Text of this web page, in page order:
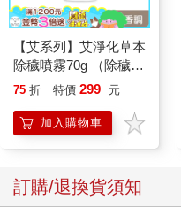
【艾系列】艾淨化草本
除穢噴霧70g （除穢/
平安/淨化/艾草/芙蓉/
另有多瓶組優惠賣場
75 折 特價 299 元
加入購物車
訂購/退換貨須知